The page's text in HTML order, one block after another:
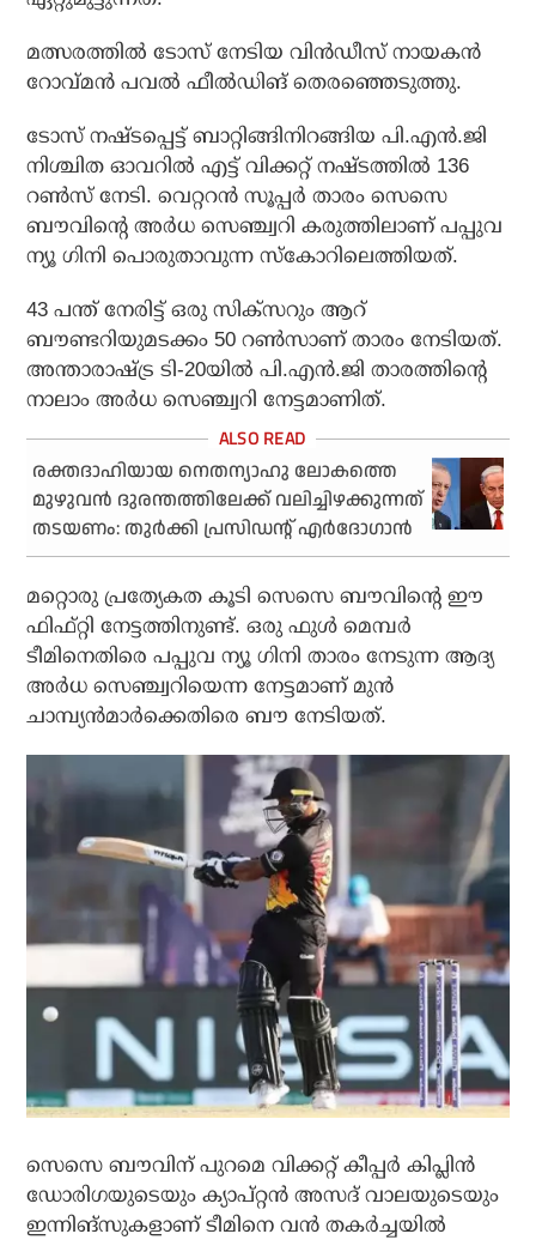
മത്സരത്തില്‍ ടോസ് നേടിയ വിന്‍ഡീസ് നായകന്‍
റോവ്മന്‍ പവല്‍ ഫീല്‍ഡിങ് തെരഞ്ഞെടുത്തു.
ടോസ് നഷ്ടപ്പെട്ട് ബാറ്റിങ്ങിനിറങ്ങിയ പി.എന്‍.ജി
നിശ്ചിത ഓവറില്‍ എട്ട് വിക്കറ്റ് നഷ്ടത്തില്‍ 136
റണ്‍സ് നേടി. വെറ്ററന്‍ സൂപ്പര്‍ താരം സെസെ
ബൗവിന്റെ അര്‍ധ സെഞ്ച്വറി കരുത്തിലാണ് പപ്പുവ
ന്യൂ ഗിനി പൊരുതാവുന്ന സ്‌കോറിലെത്തിയത്.
43 പന്ത് നേരിട്ട് ഒരു സിക്‌സറും ആറ്
ബൗണ്ടറിയുമടക്കം 50 റണ്‍സാണ് താരം നേടിയത്.
അന്താരാഷ്ട്ര ടി-20യില്‍ പി.എന്‍.ജി താരത്തിന്റെ
നാലാം അര്‍ധ സെഞ്ച്വറി നേട്ടമാണിത്.
രക്തദാഹിയായ നെതന്യാഹു ലോകത്തെ
മുഴുവൻ ദുരന്തത്തിലേക്ക് വലിച്ചിഴക്കുന്നത്
തടയണം: തുർക്കി പ്രസിഡന്റ്‌ എർദോഗാൻ
മറ്റൊരു പ്രത്യേകത കൂടി സെസെ ബൗവിന്റെ ഈ
ഫിഫ്റ്റി നേട്ടത്തിനുണ്ട്. ഒരു ഫുള്‍ മെമ്പര്‍
ടീമിനെതിരെ പപ്പുവ ന്യൂ ഗിനി താരം നേടുന്ന ആദ്യ
അര്‍ധ സെഞ്ച്വറിയെന്ന നേട്ടമാണ് മുന്‍
ചാമ്പ്യന്‍മാര്‍ക്കെതിരെ ബൗ നേടിയത്.
സെസെ ബൗവിന് പുറമെ വിക്കറ്റ് കീപ്പര്‍ കിപ്ലിന്‍
ഡോരിഗയുടെയും ക്യാപ്റ്റന്‍ അസദ് വാലയുടെയും
ഇന്നിങ്‌സുകളാണ് ടീമിനെ വന്‍ തകര്‍ച്ചയില്‍